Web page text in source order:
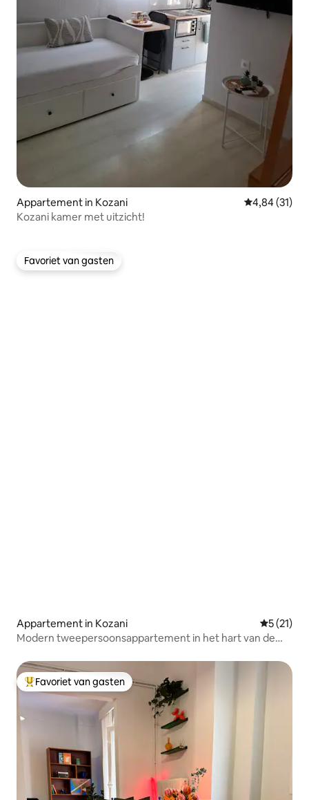
Appartement in Kozani Gemiddelde
4,84 (31)
Kozani kamer met uitzicht!
Favoriet van gasten
Favoriet van gasten
Appartement in Kozani
5 (21)
Modern tweepersoonsappartement in het hart van de
Topfavoriet van gasten
Favoriet van gasten